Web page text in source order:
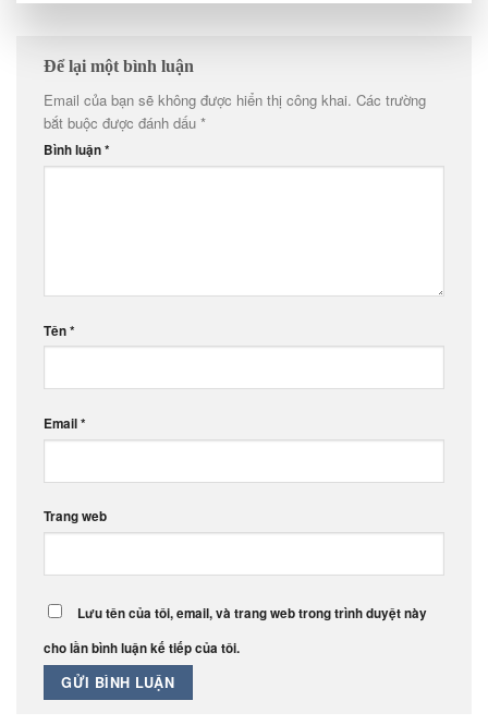
Để lại một bình luận
Email của bạn sẽ không được hiển thị công khai. Các trường
bắt buộc được đánh dấu *
Bình luận*
Tên*
Email*
Trang web
Lưu tên của tôi, email, và trang web trong trình duyệt này
cho lần bình luận kế tiếp của tôi.